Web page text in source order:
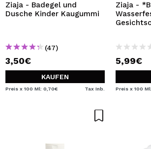
Ziaja - Badegel und
Dusche Kinder Kaugummi
(47)
3,50€
KAUFEN
Preis x 100 Ml: 0,70€ Tax Inb.
Ziaja -
5,99€
Preis x 100